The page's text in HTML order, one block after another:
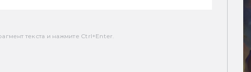
текста и нажмите Ctrl+Enter.